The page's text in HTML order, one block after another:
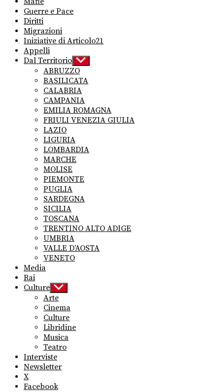
Guerre e Pace
Diritti
Migrazioni
Iniziative di Articolo21
Appelli
Dal Territorio Show
sub
menu
ABRUZZO
BASILICATA
CALABRIA
CAMPANIA
EMILIA ROMAGNA
FRIULI VENEZIA GIULIA
LAZIO
LIGURIA
LOMBARDIA
MARCHE
MOLISE
PIEMONTE
PUGLIA
SARDEGNA
SICILIA
TOSCANA
TRENTINO ALTO ADIGE
UMBRIA
VALLE D’AOSTA
VENETO
Media
Rai
Culture Show
sub
menu
Arte
Cinema
Culture
Libridine
Musica
Teatro
Interviste
Newsletter
X
Facebook